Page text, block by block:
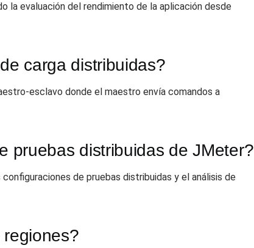
la evaluación del rendimiento de la aplicación desde
carga distribuidas?
esclavo donde el maestro envía comandos a
pruebas distribuidas de JMeter?
de pruebas distribuidas y el análisis de